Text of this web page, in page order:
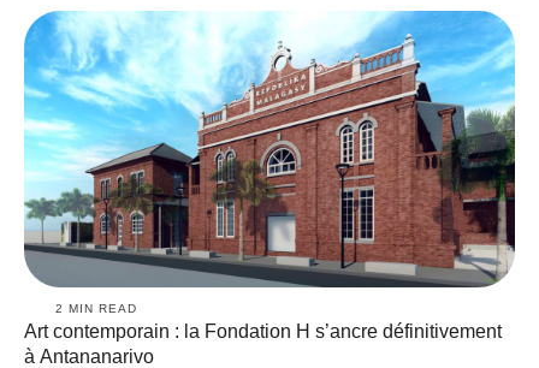
2 MIN READ
Art contemporain : la Fondation H s’ancre définitivement
à Antananarivo